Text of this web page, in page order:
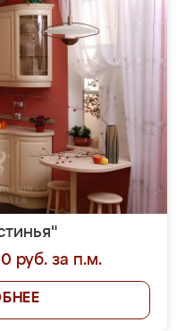
руб. за п.м.